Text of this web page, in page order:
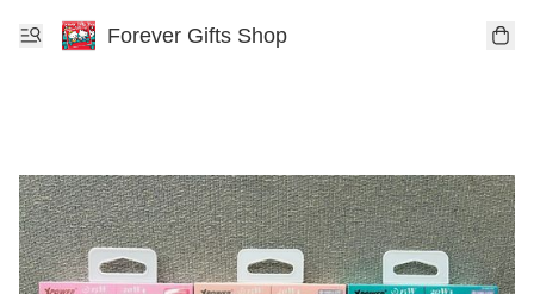
Forever Gifts Shop